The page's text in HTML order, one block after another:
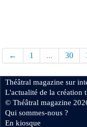
← 1 ... 30
Théâtral magazine sur
L'actualité de la création
© Théâtral magazine
Qui sommes-nous ?
En kiosque